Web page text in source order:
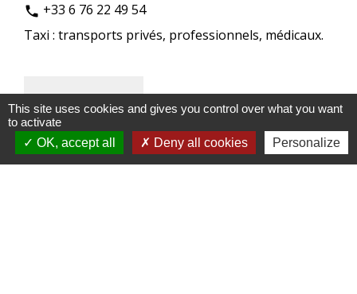
phone +33 6 76 22 49 54
Taxi : transports privés, professionnels, médicaux.
This site uses cookies and gives you control over what you want
to activate
OK, accept all
Deny all cookies Personalize